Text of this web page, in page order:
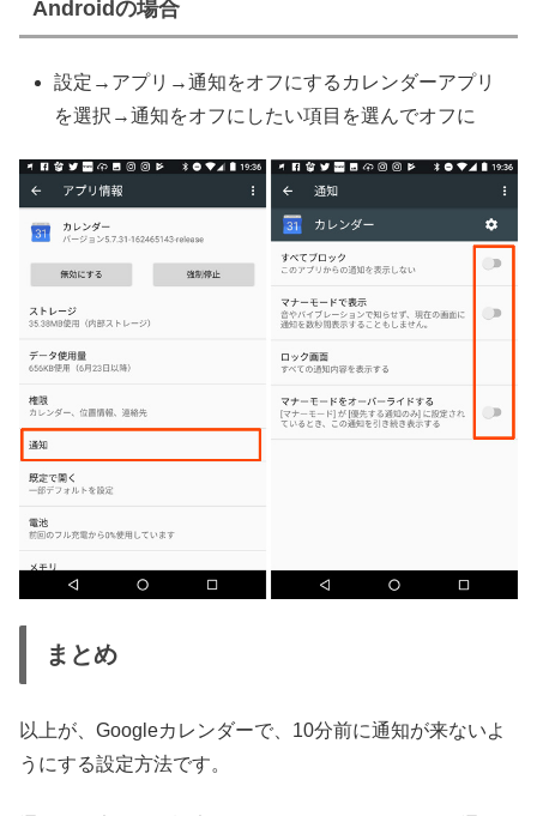
Androidの場合
設定→アプリ→通知をオフにするカレンダーアプリ
を選択→通知をオフにしたい項目を選んでオフに
まとめ
以上が、Googleカレンダーで、10分前に通知が来ないよ
うにする設定方法です。